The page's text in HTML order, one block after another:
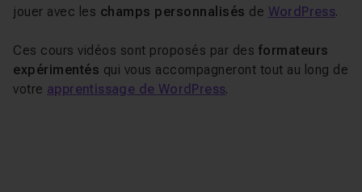
jouer avec les champs personnalisés de WordPress.
Ces cours vidéos sont proposés par des formateurs
expérimentés qui vous accompagneront tout au long de
votre apprentissage de WordPress.